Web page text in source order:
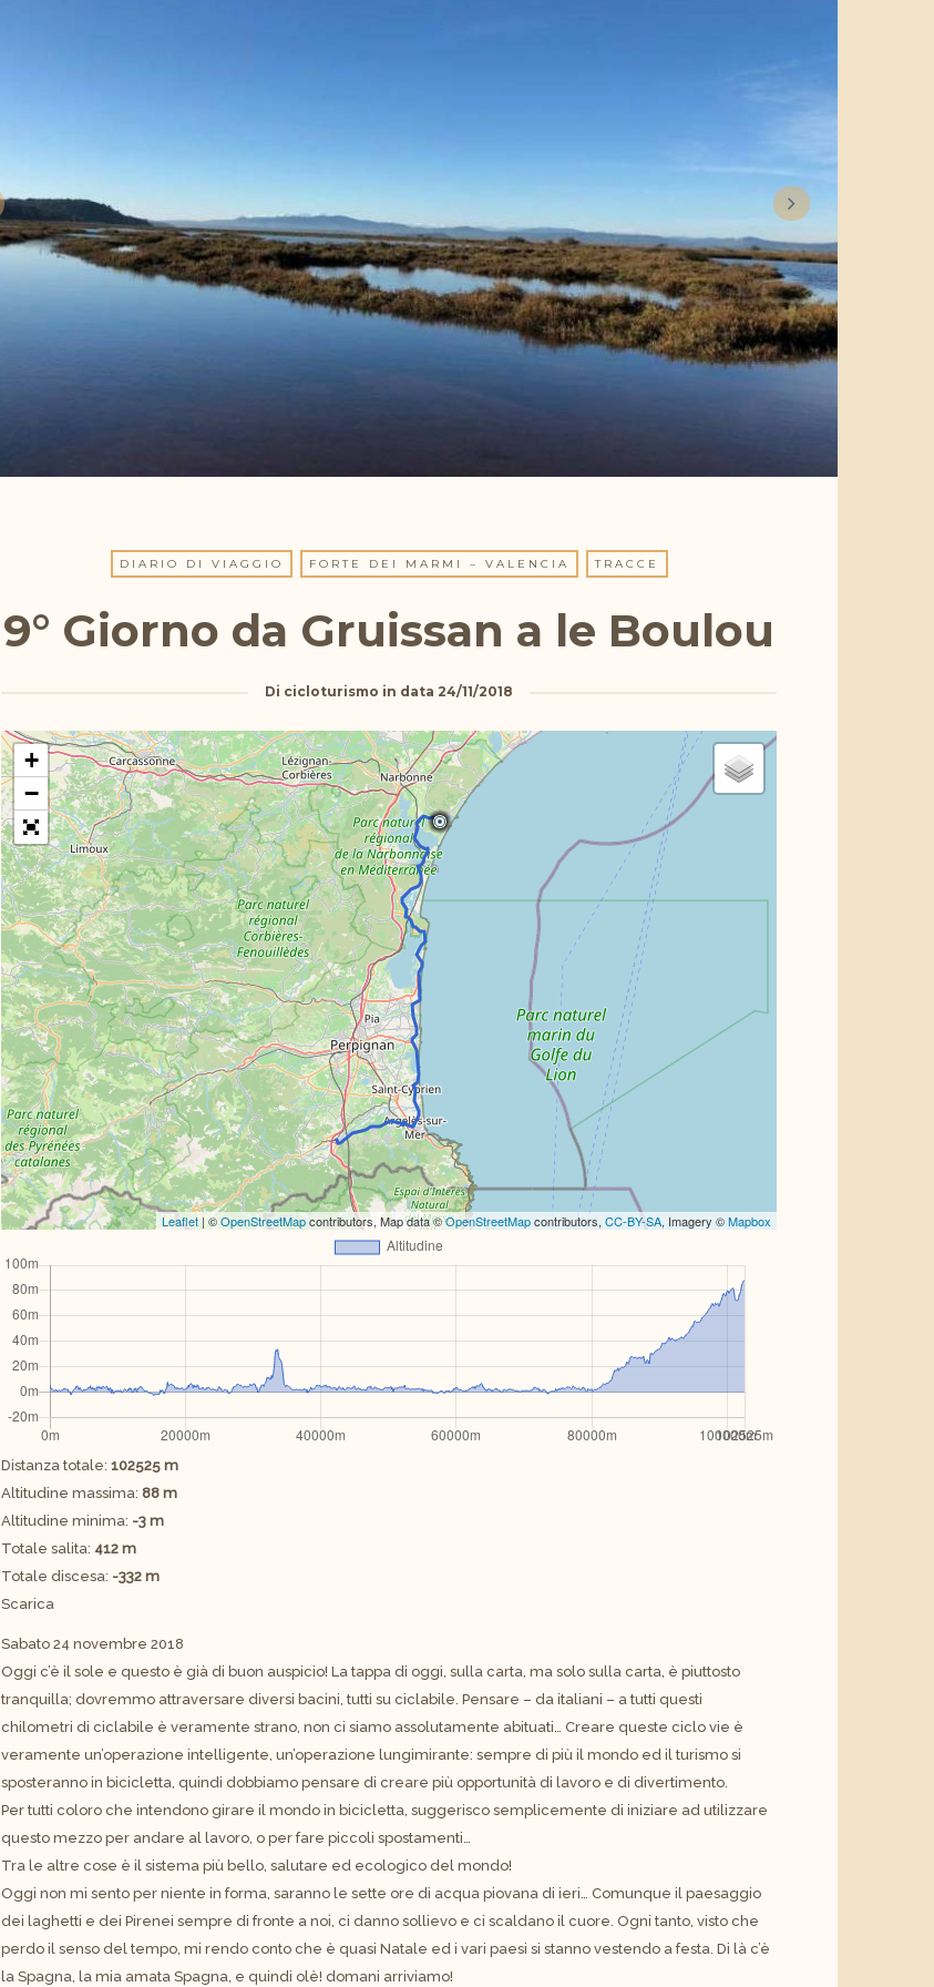
DIARIO DI VIAGGIO FORTE DEI MARMI – VALENCIA TRACCE
9° Giorno da Gruissan a le Boulou
Di cicloturismo in data 24/11/2018
+
−
Leaflet| ©OpenStreetMapcontributors, Map data ©OpenStreetMapcontributors, CC-BY-SA, Imagery ©Mapbox
Distanza totale: 102525 m
Altitudine massima: 88 m
Altitudine minima: -3 m
Totale salita: 412 m
Totale discesa: -332 m
Scarica
Sabato 24 novembre 2018
Oggi c’è il sole e questo è già di buon auspicio! La tappa di oggi, sulla carta, ma solo sulla carta, è piuttosto
tranquilla; dovremmo attraversare diversi bacini, tutti su ciclabile. Pensare – da italiani – a tutti questi
chilometri di ciclabile è veramente strano, non ci siamo assolutamente abituati… Creare queste ciclo vie è
veramente un’operazione intelligente, un’operazione lungimirante: sempre di più il mondo ed il turismo si
sposteranno in bicicletta, quindi dobbiamo pensare di creare più opportunità di lavoro e di divertimento.
Per tutti coloro che intendono girare il mondo in bicicletta, suggerisco semplicemente di iniziare ad utilizzare
questo mezzo per andare al lavoro, o per fare piccoli spostamenti…
Tra le altre cose è il sistema più bello, salutare ed ecologico del mondo!
Oggi non mi sento per niente in forma, saranno le sette ore di acqua piovana di ieri… Comunque il paesaggio
dei laghetti e dei Pirenei sempre di fronte a noi, ci danno sollievo e ci scaldano il cuore. Ogni tanto, visto che
perdo il senso del tempo, mi rendo conto che è quasi Natale ed i vari paesi si stanno vestendo a festa. Di là c’è
la Spagna, la mia amata Spagna, e quindi olè! domani arriviamo!